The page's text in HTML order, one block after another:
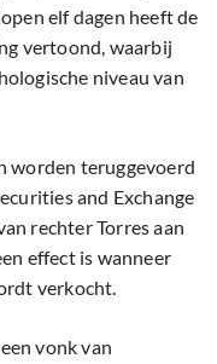
elf dagen heeft de
vertoond, waarbij
niveau van
worden teruggevoerd
and Exchange
rechter Torres aan
effect is wanneer
verkocht.
vonk van